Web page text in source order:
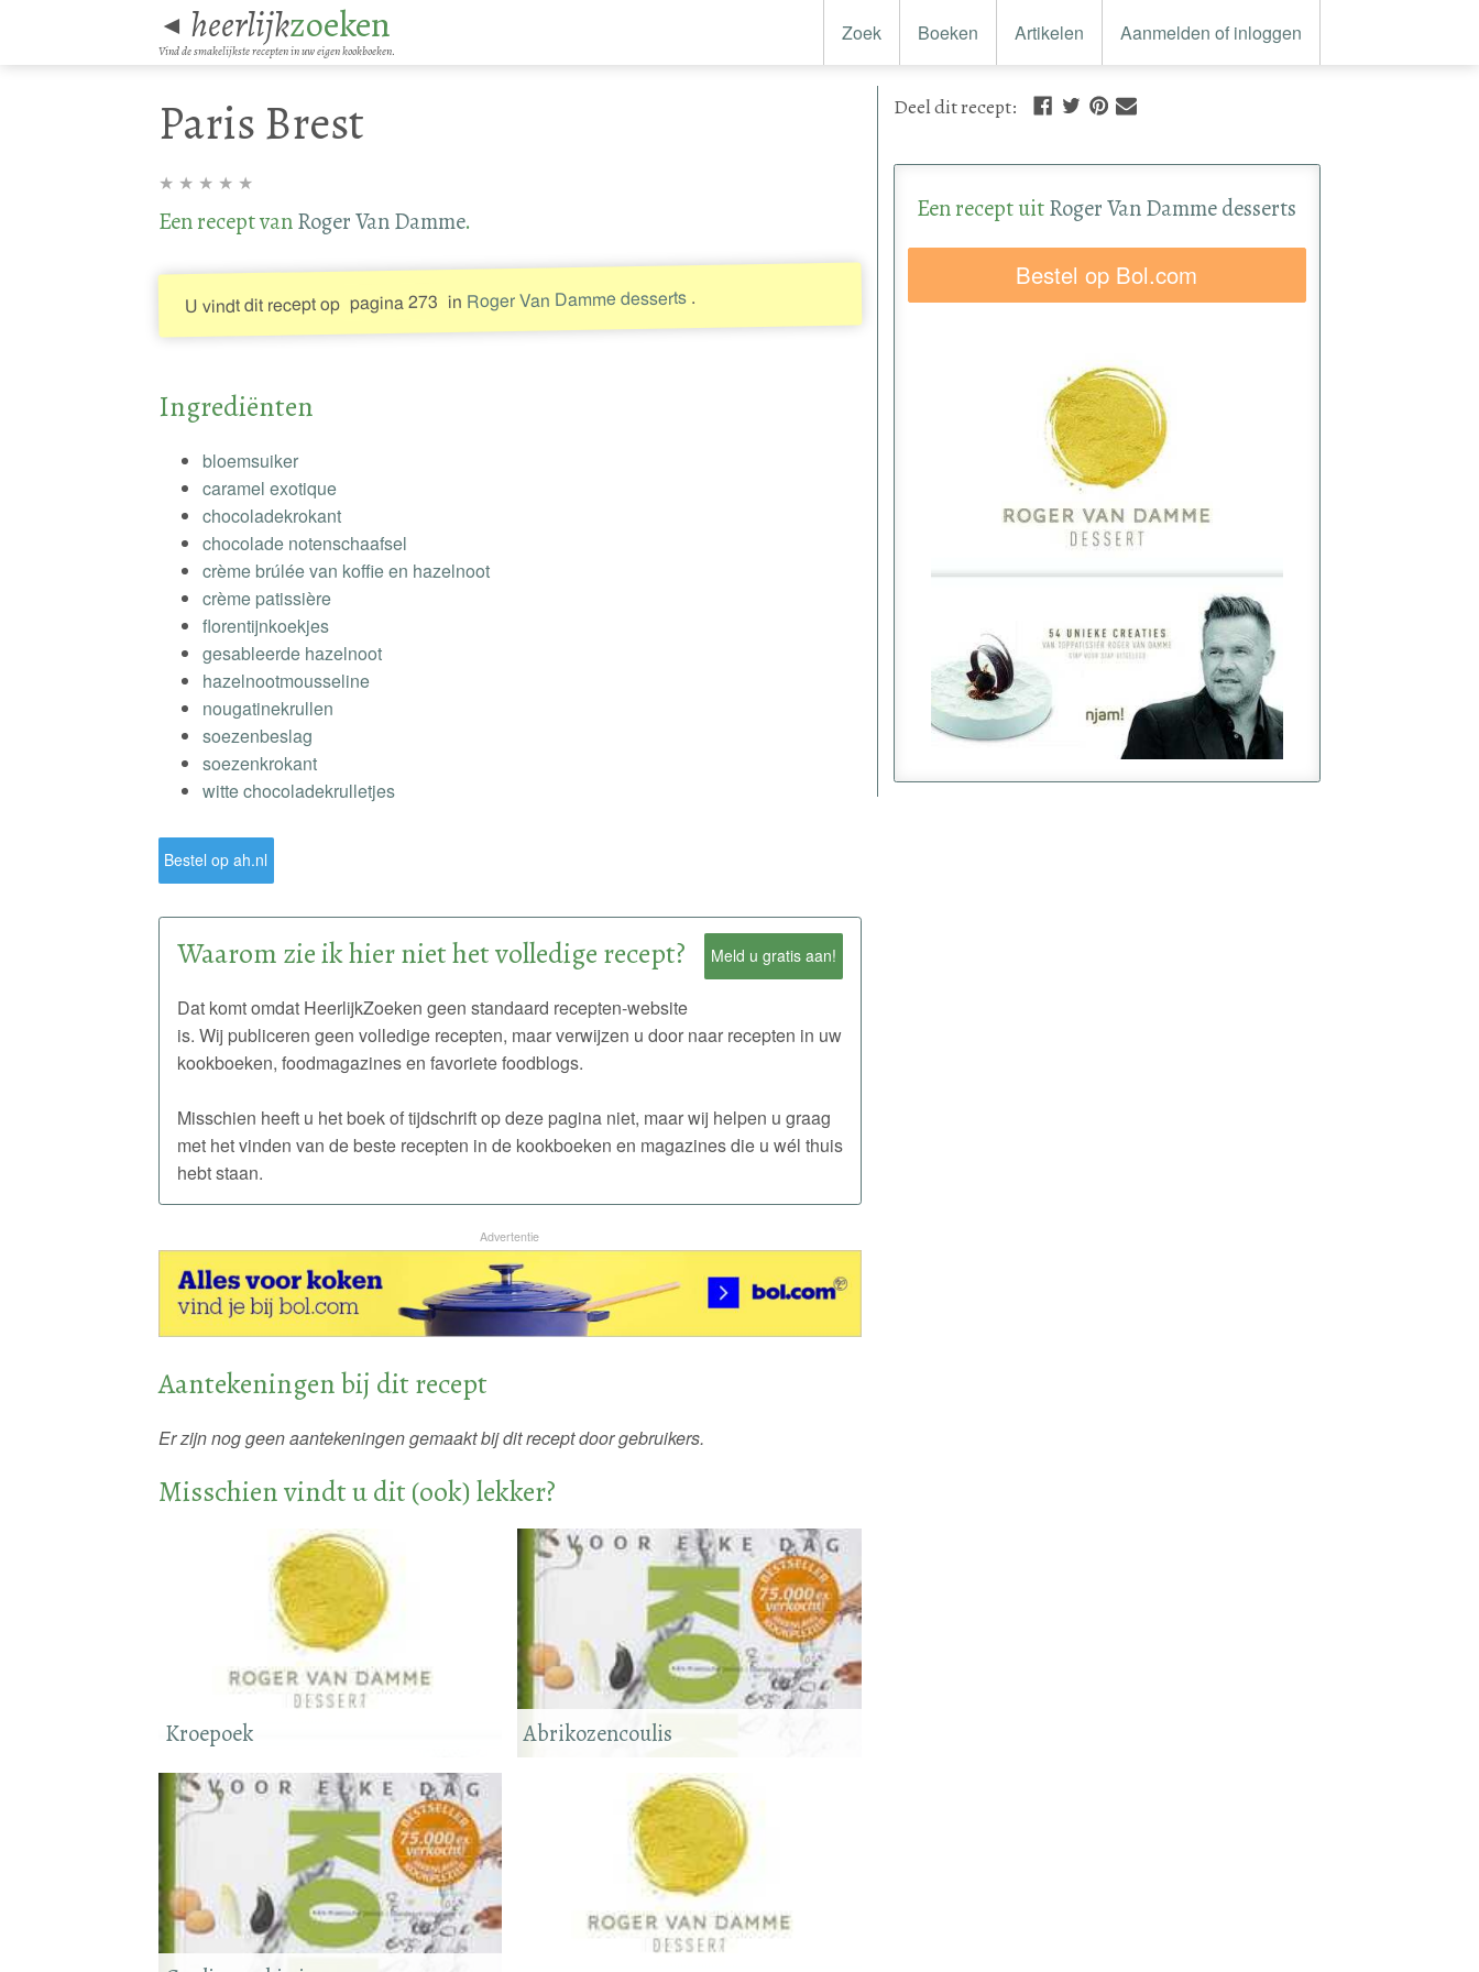
◄ heerlijkzoeken
Vind de smakelijkste recepten in uw eigen kookboeken.
Zoek Boeken Artikelen Aanmelden of inloggen
Paris Brest
★ ★ ★ ★ ★
Een recept vanRoger Van Damme.
U vindt dit recept op pagina 273 in Roger Van Damme desserts.
Ingrediënten
bloemsuiker
caramel exotique
chocoladekrokant
chocolade notenschaafsel
crème brúlée van koffie en hazelnoot
crème patissière
florentijnkoekjes
gesableerde hazelnoot
hazelnootmousseline
nougatinekrullen
soezenbeslag
soezenkrokant
witte chocoladekrulletjes
Bestel op ah.nl
Meld u gratis aan!
Waarom zie ik hier niet het volledige recept?
Dat komt omdat HeerlijkZoeken geen standaard recepten-website
is. Wij publiceren geen volledige recepten, maar verwijzen u door naar recepten in uw
kookboeken, foodmagazines en favoriete foodblogs.
Misschien heeft u het boek of tijdschrift op deze pagina niet, maar wij helpen u graag
met het vinden van de beste recepten in de kookboeken en magazines die u wél thuis
hebt staan.
Advertentie
Aantekeningen bij dit recept
Er zijn nog geen aantekeningen gemaakt bij dit recept door gebruikers.
Misschien vindt u dit (ook) lekker?
Abrikozencoulis
Kroepoek
Deeldit recept:
Een recept uitRoger Van Damme desserts
Bestel op Bol.com